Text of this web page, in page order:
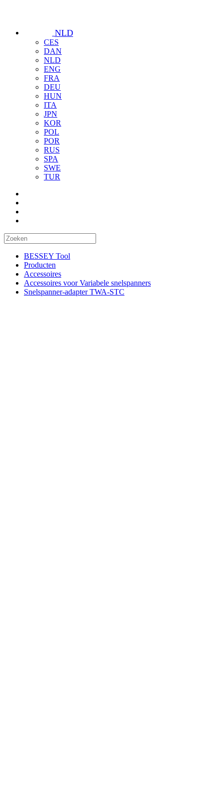
NLD
CES
DAN
NLD
ENG
FRA
DEU
HUN
ITA
JPN
KOR
POL
POR
RUS
SPA
SWE
TUR
BESSEY Tool
Producten
Accessoires
Accessoires voor Variabele snelspanners
Snelspanner-adapter TWA-STC